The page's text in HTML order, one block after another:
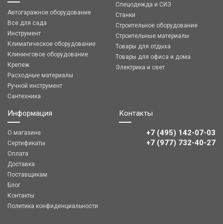
Автогаражное оборудование
Все для сада
Инструмент
Климатическое оборудование
Клининговое оборудование
Крепеж
Расходные материалы
Ручной инструмент
Сантехника
Спецодежда и СИЗ
Станки
Строительное оборудование
Строительные материалы
Товары для отдыха
Товары для офиса и дома
Электрика и свет
Информация
О магазине
Сертификаты
Оплата
Доставка
Поставщикам
Блог
Контакты
Политика конфиденциальности
Контакты
+7 (495) 142-07-03
‎‎+7 (977) 732-40-27